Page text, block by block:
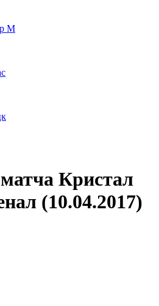
М
Кристал
(10.04.2017)